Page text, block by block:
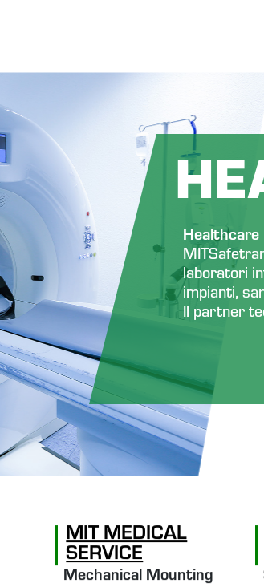
Healthcare
laboratori
impianti,
Il partner
MIT MEDICAL
SERVICE
Mechanical Mounting